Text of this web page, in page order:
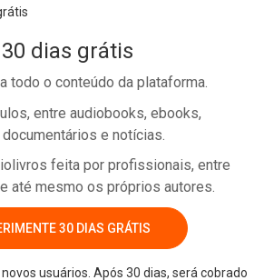
dias grátis
todo o conteúdo da plataforma.
entre audiobooks, ebooks,
e notícias.
feita por profissionais, entre
até mesmo os próprios autores.
30 DIAS GRÁTIS
usuários. Após 30 dias, será cobrado